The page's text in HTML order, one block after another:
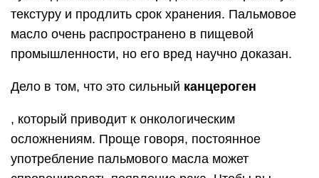
текстуру и продлить срок хранения. Пальмовое
масло очень распространено в пищевой
промышленности, но его вред научно доказан.
Дело в том, что это сильный канцероген
, который приводит к онкологическим
осложнениям. Проще говоря, постоянное
употребление пальмового масла может